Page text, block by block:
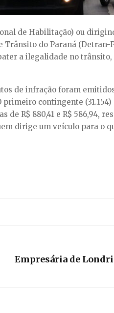
de Habilitação) ou
do Paraná (Detran-
a ilegalidade no
de infração foram
contingente (31.154)
R$ 880,41 e R$ 586,94,
dirige um veículo para o
Empresária de